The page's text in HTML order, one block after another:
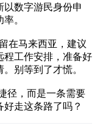
以数字游民身份申
。
在马来西亚，建议
程工作安排，准备好
别等到了才慌。
径，而是一条需要
走这条路了吗？